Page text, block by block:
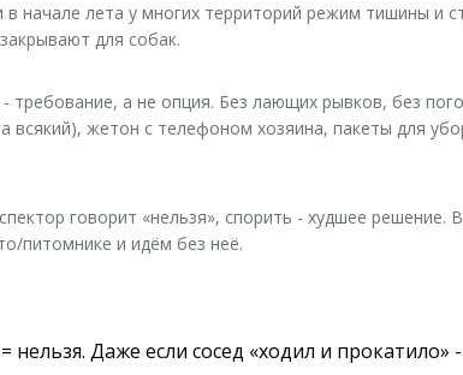
в начале лета у многих территорий режим тишины и
для собак.
требование, а не опция. Без лающих рывков, без
всякий), жетон с телефоном хозяина, пакеты для
говорит «нельзя», спорить - худшее
питомнике и идём без неё.
нельзя. Даже если сосед «ходил и